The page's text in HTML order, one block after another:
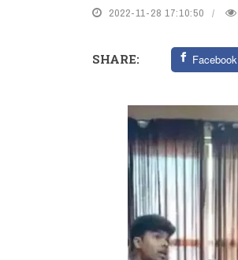
2022-11-28 17:10:50
SHARE: Facebook